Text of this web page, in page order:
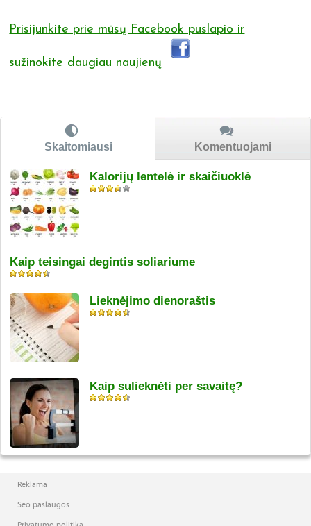
Prisijunkite prie mūsų Facebook puslapio ir
sužinokite daugiau naujienų
Skaitomiausi Komentuojami
Kalorijų lentelė ir skaičiuoklė
Kaip teisingai degintis soliariume
Lieknėjimo dienoraštis
Kaip sulieknėti per savaitę?
Reklama
Seo paslaugos